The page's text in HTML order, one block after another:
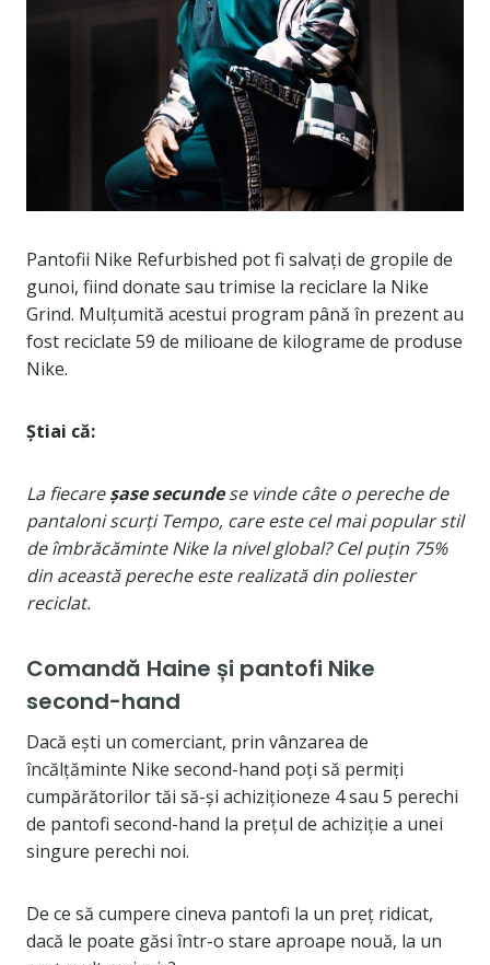
Pantofii Nike Refurbished pot fi salvați de gropile de
gunoi, fiind donate sau trimise la reciclare la Nike
Grind. Mulțumită acestui program până în prezent au
fost reciclate 59 de milioane de kilograme de produse
Nike.
Știai că:
La fiecareșase secundese vinde câte o pereche de
pantaloni scurți Tempo, care este cel mai popular stil
de îmbrăcăminte Nike la nivel global? Cel puțin 75%
din această pereche este realizată din poliester
reciclat.
Comandă Haine și pantofi Nike
second-hand
Dacă ești un comerciant, prin vânzarea de
încălțăminte Nike second-hand poți să permiți
cumpărătorilor tăi să-și achiziționeze 4 sau 5 perechi
de pantofi second-hand la prețul de achiziție a unei
singure perechi noi.
De ce să cumpere cineva pantofi la un preț ridicat,
dacă le poate găsi într-o stare aproape nouă, la un